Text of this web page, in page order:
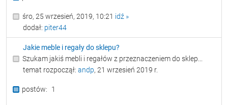
śro, 25 wrzesień, 2019, 10:21 idź »
dodał: piter44
Jakie meble i regały do sklepu?
Szukam jakiś mebli i regałów z przeznaczeniem do sklep...
temat rozpoczął: andp, 21 wrzesień 2019 r.
1